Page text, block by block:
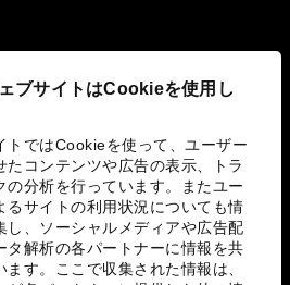
ブサイトはCookieを使用し
トではCookieを使って、ユーザー
たコンテンツや広告の表示、トラ
の分析を行っています。またユー
るサイトの利用状況についても情
し、ソーシャルメディアや広告配
タ解析の各パートナーに情報を共
ます。ここで収集された情報は、
り組み